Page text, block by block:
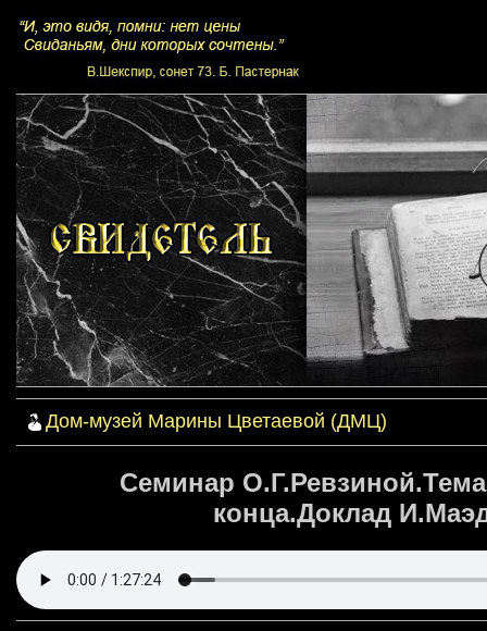
Дом-музей Марины Цветаевой (ДМЦ)
Семинар
конца.Доклад